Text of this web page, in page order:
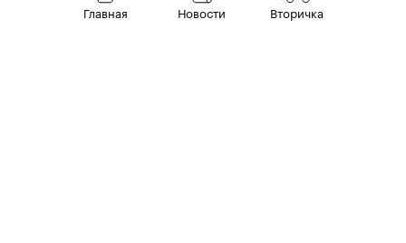
Главная Новости Вторичка